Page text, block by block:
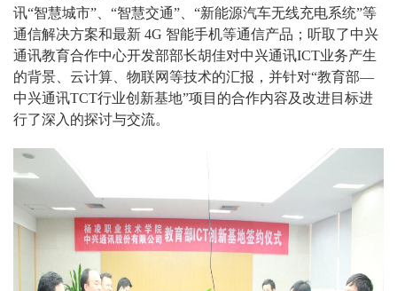
讯“智慧城市”、“智慧交通”、“新能源汽车无线充电系统”等
通信解决方案和最新 4G 智能手机等通信产品；听取了中兴
通讯教育合作中心开发部部长胡佳对中兴通讯ICT业务产生
的背景、云计算、物联网等技术的汇报，并针对“教育部—
中兴通讯TCT行业创新基地”项目的合作内容及改进目标进
行了深入的探讨与交流。